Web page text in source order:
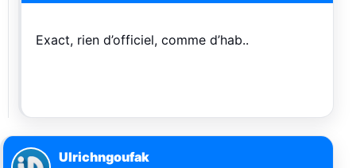
Exact, rien d’officiel, comme d’hab..
Ulrichngoufak